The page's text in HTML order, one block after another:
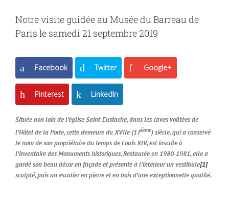
agrandie
Notre visite guidée au Musée du Barreau de
Paris le samedi 21 septembre 2019
Facebook Twitter Google+
Pinterest LinkedIn
Située non loin de l’église Saint-Eustache, dans les caves voûtées de
l’Hôtel de la Porte, cette demeure du XVIIe (17ième) siècle, qui a conservé
le nom de son propriétaire du temps de Louis XIV, est inscrite à
l’inventaire des Monuments historiques. Restaurée en 1980-1981, elle a
gardé son beau décor en façade et présente à l’intérieur un vestibule[1]
sculpté, puis un escalier en pierre et en bois d’une exceptionnelle qualité.